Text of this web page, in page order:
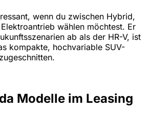
wenn du zwischen Hybrid,
wählen möchtest. Er
ab als der HR-V, ist
kompakte, hochvariable SUV-
Modelle im Leasing